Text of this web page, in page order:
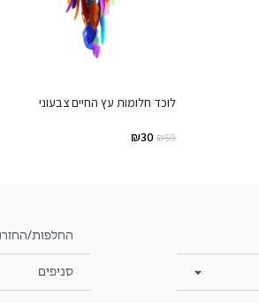
לוכד חלומות עץ החיים צבעוני
₪59
₪30
החלפות/
סניפים